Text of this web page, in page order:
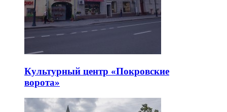
Культурный центр «Покровские
ворота»